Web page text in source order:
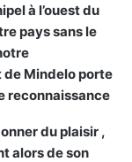
à l’ouest du
pays sans le
de Mindelo porte
reconnaissance
du plaisir ,
alors de son